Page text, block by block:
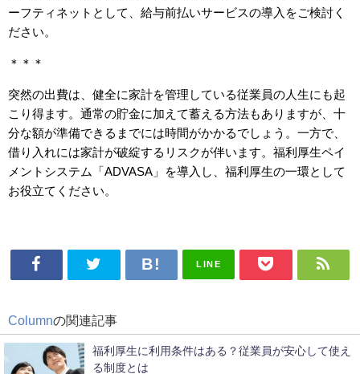
ーフティネットとして、給与前払いサービスの導入をご検討く
ださい。
＊＊＊
突然の出費は、健全に家計を管理している従業員の人生にも起
こり得ます。通常の貯金に加えて蓄える方法もありますが、十
分な額が準備できるまでには時間がかかるでしょう。一方で、
借り入れには家計が破綻するリスクが伴います。福利厚生ペイ
メントシステム「ADVASA」を導入し、福利厚生の一環として
お役立てください。
LINE
Columnの関連記事
福利厚生に利用条件はある？従業員が安心して使え
る制度とは